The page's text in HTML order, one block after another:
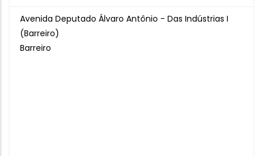
Avenida Deputado Álvaro Antônio - Das Indústrias I
(Barreiro)
Barreiro